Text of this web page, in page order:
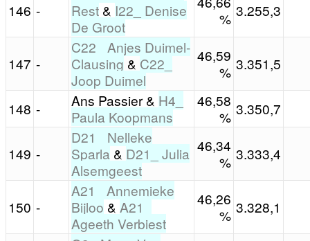
146 -
Rest & I22_ Denise
De Groot
% 3.255,3
147 -
C22_ Anjes Duimel-
Clausing & C22_
Joop Duimel
46,59
% 3.351,5
148 - Ans Passier & H4_
Paula Koopmans
46,58
% 3.350,7
149 -
D21_ Nelleke
Sparla & D21_ Julia
Alsemgeest
46,34
% 3.333,4
150 -
A21_ Annemieke
Bijloo & A21_
Ageeth Verbiest
46,26
% 3.328,1